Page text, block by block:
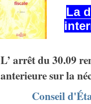
La
L’ arrêt du 30.09
anterieure sur la
Conseil